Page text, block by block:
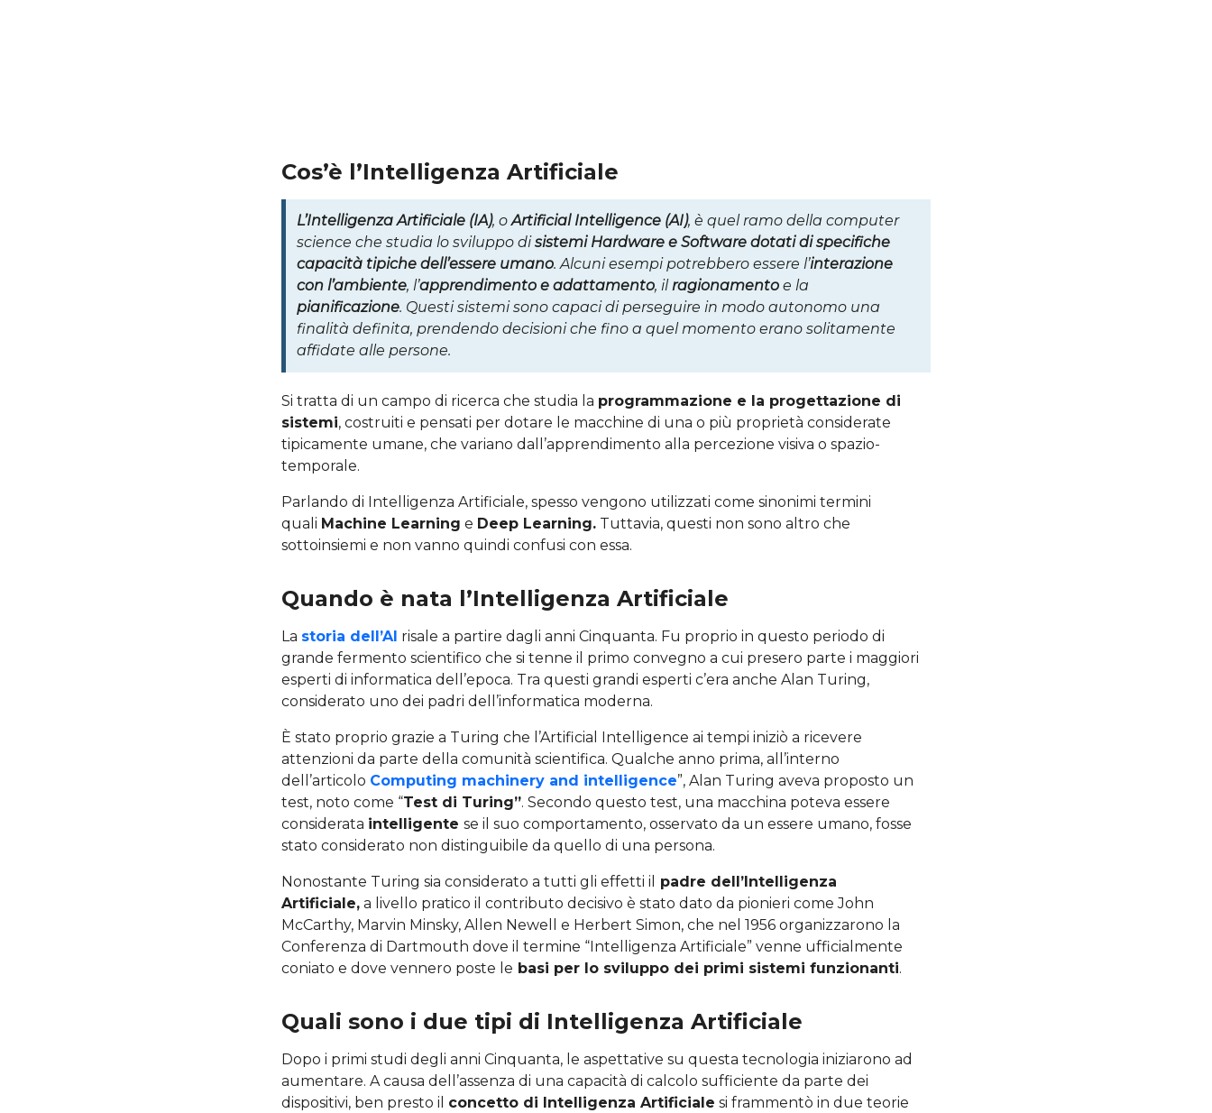
Cos’è l’Intelligenza Artificiale
L’Intelligenza Artificiale (IA), oArtificial Intelligence (AI), è quel ramo della computer
science che studia lo sviluppo disistemi Hardware e Software dotati di specifiche
capacità tipiche dell’essere umano. Alcuni esempi potrebbero essere l’interazione
con l’ambiente, l’apprendimento e adattamento, il ragionamento e la
pianificazione. Questi sistemi sono capaci di perseguire in modo autonomo una
finalità definita, prendendo decisioni che fino a quel momento erano solitamente
affidate alle persone.
Si tratta di un campo di ricerca che studia la programmazione e la progettazione di
sistemi, costruiti e pensati per dotare le macchine di una o più proprietà considerate
tipicamente umane, che variano dall’apprendimento alla percezione visiva o spazio-
temporale.
Parlando di Intelligenza Artificiale, spesso vengono utilizzati come sinonimi termini
quali Machine Learning e Deep Learning. Tuttavia, questi non sono altro che
sottoinsiemi e non vanno quindi confusi con essa.
Quando è nata l’Intelligenza Artificiale
La storia dell’AI risale a partire dagli anni Cinquanta. Fu proprio in questo periodo di
grande fermento scientifico che si tenne il primo convegno a cui presero parte i maggiori
esperti di informatica dell’epoca. Tra questi grandi esperti c’era anche Alan Turing,
considerato uno dei padri dell’informatica moderna.
È stato proprio grazie a Turing che l’Artificial Intelligence ai tempi iniziò a ricevere
attenzioni da parte della comunità scientifica. Qualche anno prima, all’interno
dell’articolo Computing machinery and intelligence”, Alan Turing aveva proposto un
test, noto come “Test di Turing”. Secondo questo test, una macchina poteva essere
considerata intelligente se il suo comportamento, osservato da un essere umano, fosse
stato considerato non distinguibile da quello di una persona.
Nonostante Turing sia considerato a tutti gli effetti il
padre dell’Intelligenza
Artificiale, a livello pratico il contributo decisivo è stato dato da pionieri come John
McCarthy, Marvin Minsky, Allen Newell e Herbert Simon, che nel 1956 organizzarono la
Conferenza di Dartmouth dove il termine “Intelligenza Artificiale” venne ufficialmente
coniato e dove vennero poste le basi per lo sviluppo dei primi sistemi funzionanti.
Quali sono i due tipi di Intelligenza Artificiale
Dopo i primi studi degli anni Cinquanta, le aspettative su questa tecnologia iniziarono ad
aumentare. A causa dell’assenza di una capacità di calcolo sufficiente da parte dei
dispositivi, ben presto il concetto di Intelligenza Artificiale si frammentò in due teorie